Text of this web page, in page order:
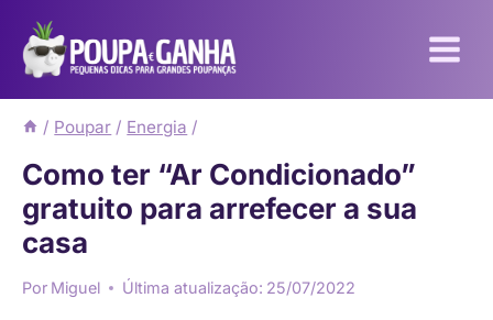
para
Conteúdo
/ Poupar / Energia /
Como ter “Ar Condicionado”
gratuito para arrefecer a sua
casa
Por Miguel Última atualização: 25/07/2022